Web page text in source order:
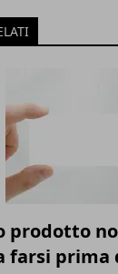
prodotto
farsi prima